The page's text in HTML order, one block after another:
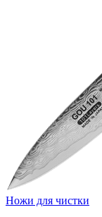
Ножи для чистки